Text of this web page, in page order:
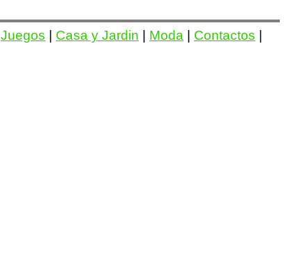
Juegos Casa y Jardin Moda Contactos